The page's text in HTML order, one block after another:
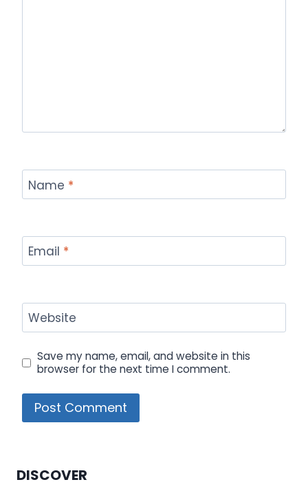
Name *
Email *
Website
Save my name, email, and website in this
browser for the next time I comment.
DISCOVER